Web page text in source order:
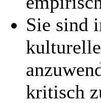
Sie sind
kritisch